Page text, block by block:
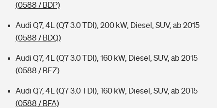
(0588 / BDP)
Audi Q7, 4L (Q7 3.0 TDI), 200 kW, Diesel, SUV, ab 2015
(0588 / BDQ)
Audi Q7, 4L (Q7 3.0 TDI), 160 kW, Diesel, SUV, ab 2015
(0588 / BEZ)
Audi Q7, 4L (Q7 3.0 TDI), 160 kW, Diesel, SUV, ab 2015
(0588 / BFA)